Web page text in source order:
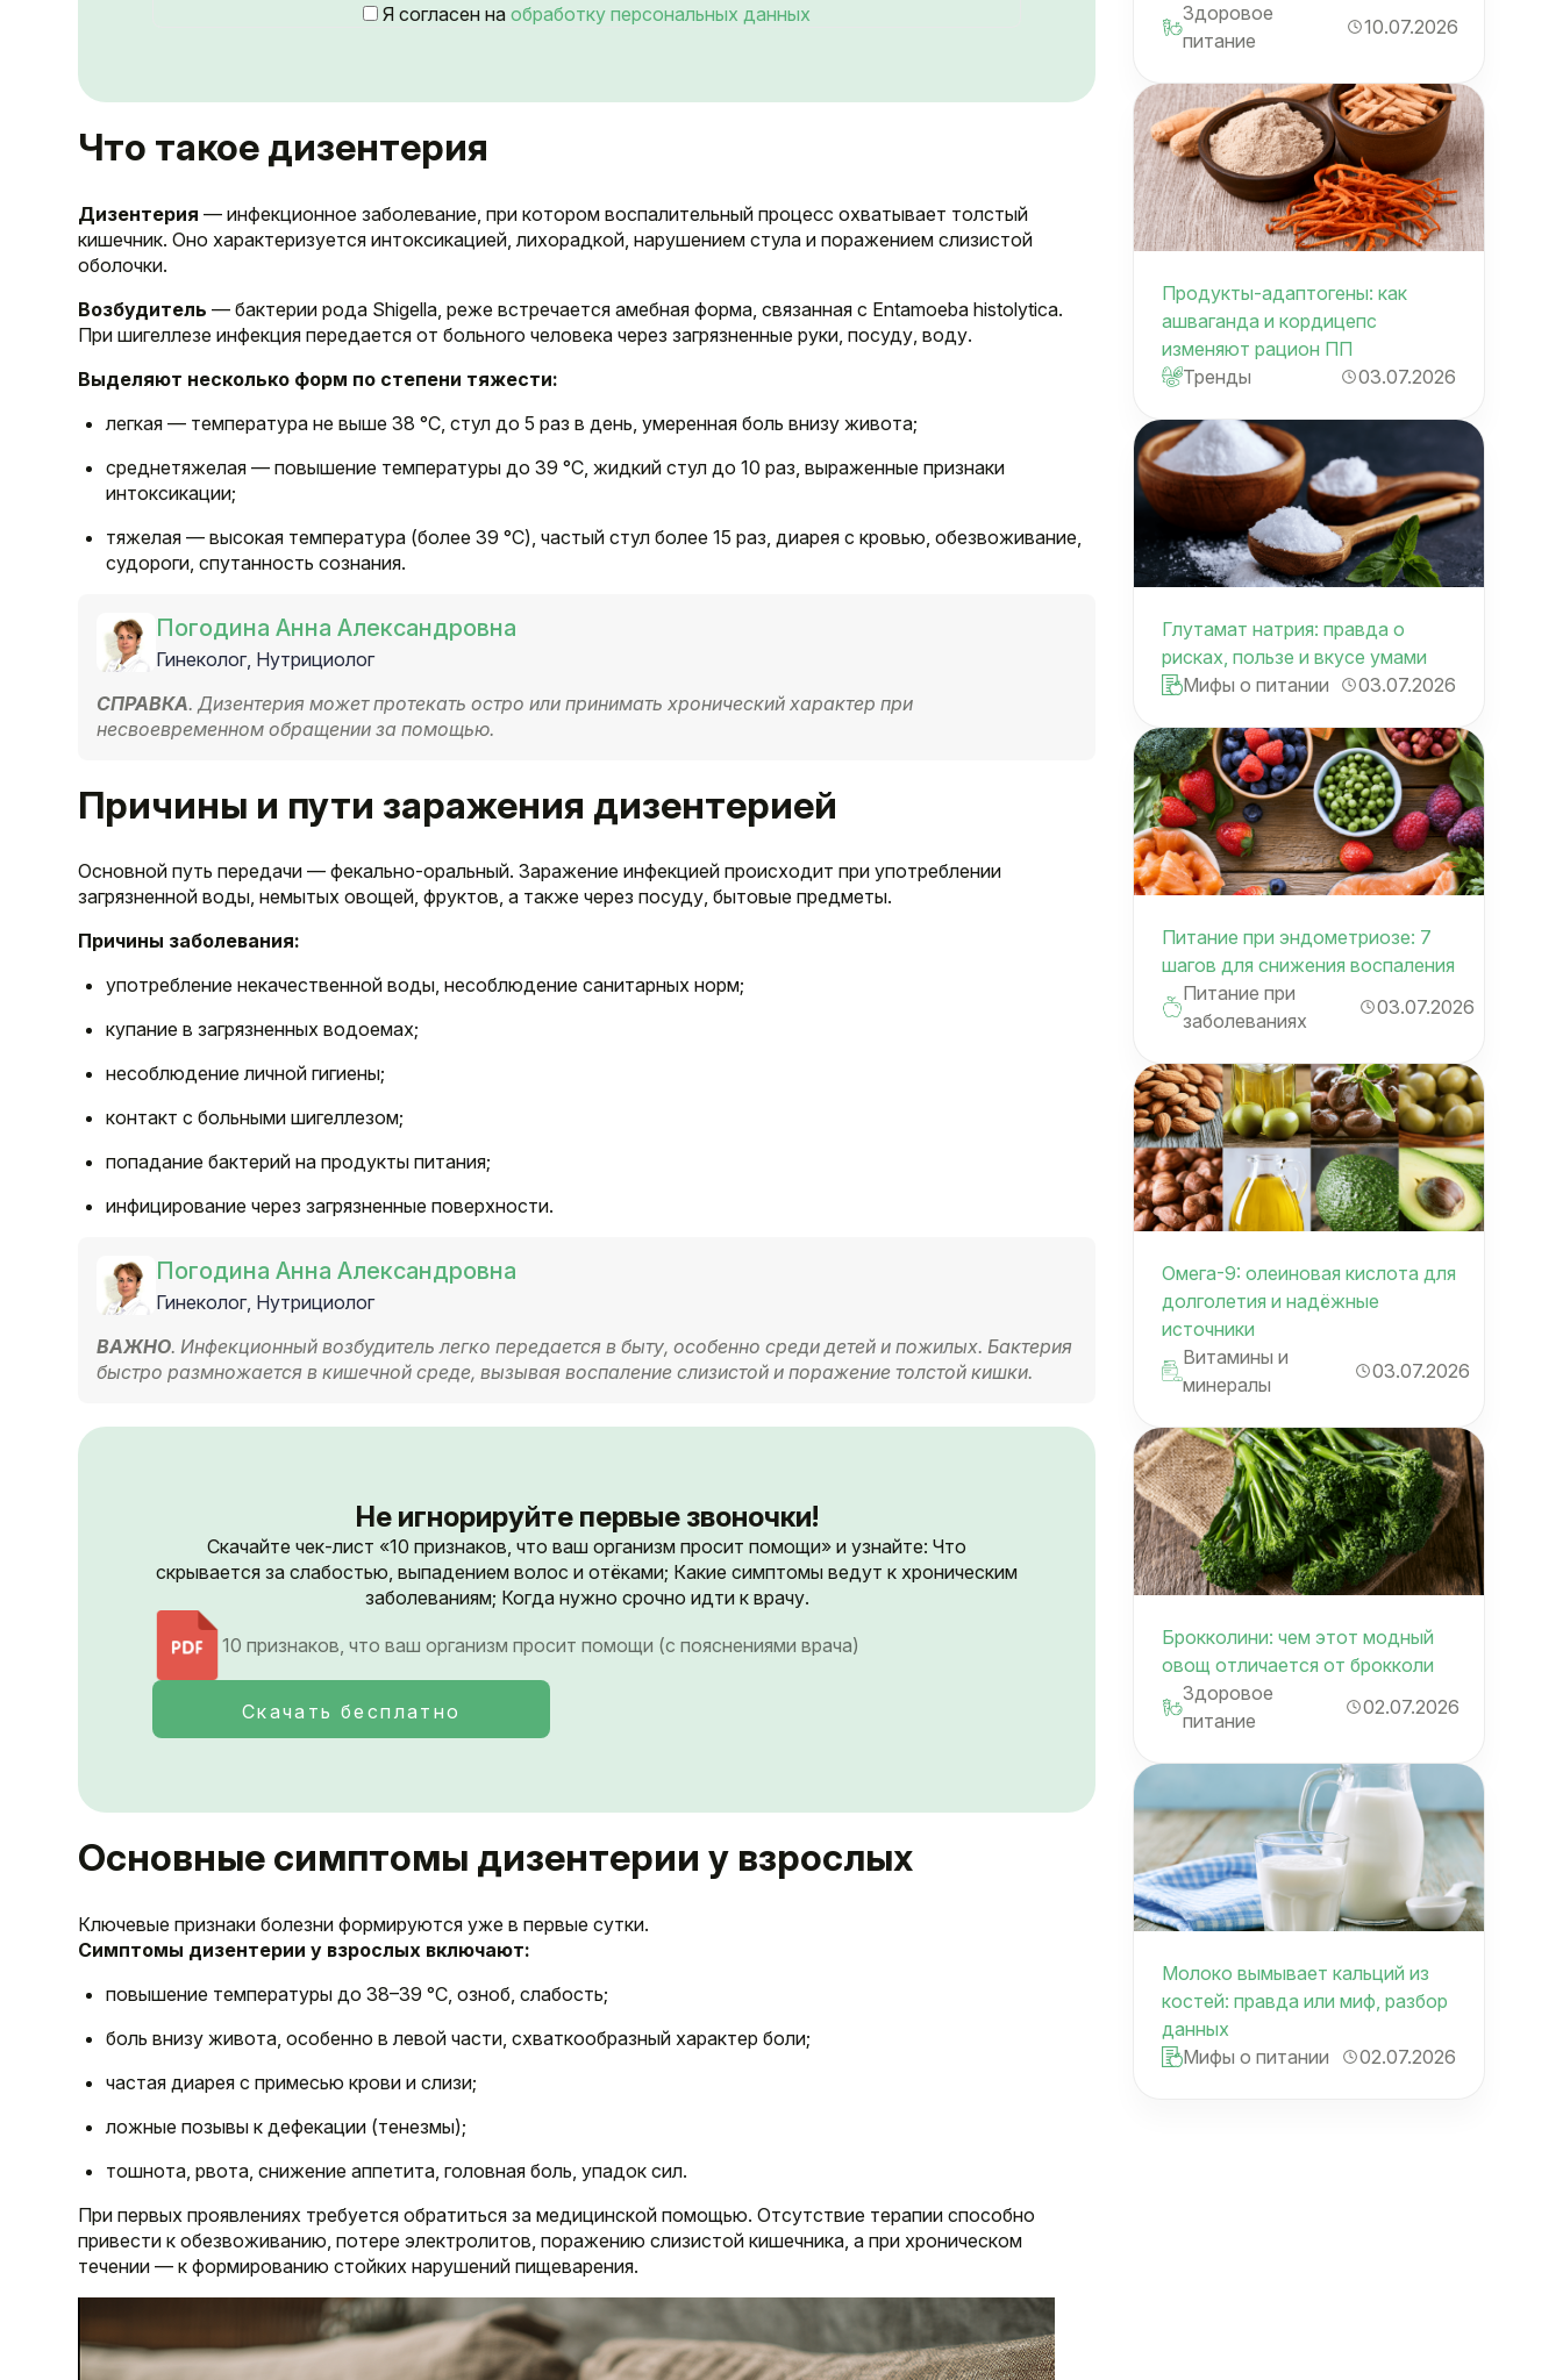
Я согласен на обработку персональных данных
Что такое дизентерия
Дизентерия — инфекционное заболевание, при котором воспалительный процесс охватывает толстый
кишечник. Оно характеризуется интоксикацией, лихорадкой, нарушением стула и поражением слизистой
оболочки.
Возбудитель — бактерии рода Shigella, реже встречается амебная форма, связанная с Entamoeba histolytica.
При шигеллезе инфекция передается от больного человека через загрязненные руки, посуду, воду.
Выделяют несколько форм по степени тяжести:
легкая — температура не выше 38 °C, стул до 5 раз в день, умеренная боль внизу живота;
среднетяжелая — повышение температуры до 39 °C, жидкий стул до 10 раз, выраженные признаки
интоксикации;
тяжелая — высокая температура (более 39 °C), частый стул более 15 раз, диарея с кровью, обезвоживание,
судороги, спутанность сознания.
Погодина Анна Александровна
Гинеколог, Нутрициолог
СПРАВКА. Дизентерия может протекать остро или принимать хронический характер при
несвоевременном обращении за помощью.
Причины и пути заражения дизентерией
Основной путь передачи — фекально-оральный. Заражение инфекцией происходит при употреблении
загрязненной воды, немытых овощей, фруктов, а также через посуду, бытовые предметы.
Причины заболевания:
употребление некачественной воды, несоблюдение санитарных норм;
купание в загрязненных водоемах;
несоблюдение личной гигиены;
контакт с больными шигеллезом;
попадание бактерий на продукты питания;
инфицирование через загрязненные поверхности.
Погодина Анна Александровна
Гинеколог, Нутрициолог
ВАЖНО. Инфекционный возбудитель легко передается в быту, особенно среди детей и пожилых. Бактерия
быстро размножается в кишечной среде, вызывая воспаление слизистой и поражение толстой кишки.
Не игнорируйте первые звоночки!
Скачайте чек-лист «10 признаков, что ваш организм просит помощи» и узнайте: Что
скрывается за слабостью, выпадением волос и отёками; Какие симптомы ведут к хроническим
заболеваниям; Когда нужно срочно идти к врачу.
10 признаков, что ваш организм просит помощи (с пояснениями врача)
Скачать бесплатно
Основные симптомы дизентерии у взрослых
Ключевые признаки болезни формируются уже в первые сутки.
Симптомы дизентерии у взрослых включают:
повышение температуры до 38–39 °C, озноб, слабость;
боль внизу живота, особенно в левой части, схваткообразный характер боли;
частая диарея с примесью крови и слизи;
ложные позывы к дефекации (тенезмы);
тошнота, рвота, снижение аппетита, головная боль, упадок сил.
При первых проявлениях требуется обратиться за медицинской помощью. Отсутствие терапии способно
привести к обезвоживанию, потере электролитов, поражению слизистой кишечника, а при хроническом
течении — к формированию стойких нарушений пищеварения.
Здоровое
питание
10.07.2026
Продукты-адаптогены: как
ашваганда и кордицепс
изменяют рацион ПП
Тренды
03.07.2026
Глутамат натрия: правда о
рисках, пользе и вкусе умами
Мифы о питании
03.07.2026
Питание при эндометриозе: 7
шагов для снижения воспаления
Питание при
заболеваниях
03.07.2026
Омега-9: олеиновая кислота для
долголетия и надёжные
источники
Витамины и
минералы
03.07.2026
Брокколини: чем этот модный
овощ отличается от брокколи
Здоровое
питание
02.07.2026
Молоко вымывает кальций из
костей: правда или миф, разбор
данных
Мифы о питании
02.07.2026